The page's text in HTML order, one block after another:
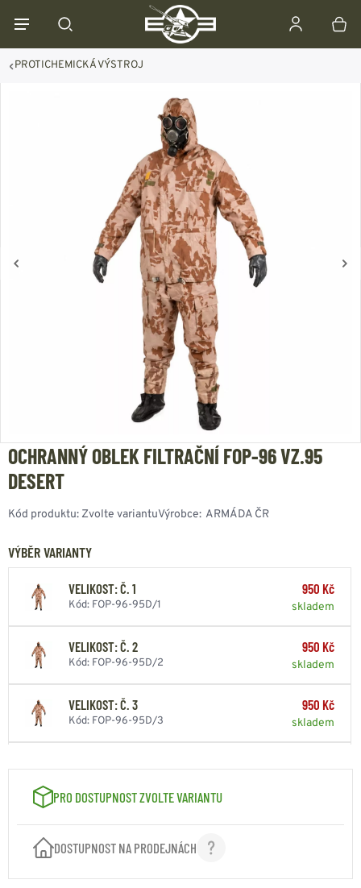
PROTICHEMICKÁ VÝSTROJ
OCHRANNÝ OBLEK FILTRAČNÍ FOP-96 VZ.95
DESERT
Kód produktu: Zvolte variantuVýrobce: ARMÁDA ČR
VÝBĚR VARIANTY
VELIKOST: Č. 1
Kód: FOP-96-95D/1
950 Kč
skladem
VELIKOST: Č. 2
Kód: FOP-96-95D/2
950 Kč
skladem
VELIKOST: Č. 3
Kód: FOP-96-95D/3
950 Kč
skladem
VELIKOST: Č. 5 950 Kč
VELIKOST: Č. 6 950 Kč
PRO DOSTUPNOST ZVOLTE VARIANTU
DOSTUPNOST NA PRODEJNÁCH